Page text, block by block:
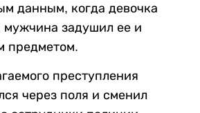
данным, когда девочка
мужчина задушил ее и
предметом.
преступления
через поля и сменил